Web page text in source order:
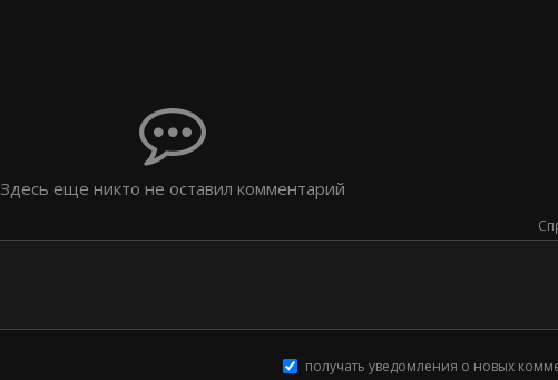
Здесь еще никто не оставил комментарий
получать уведомления о новых